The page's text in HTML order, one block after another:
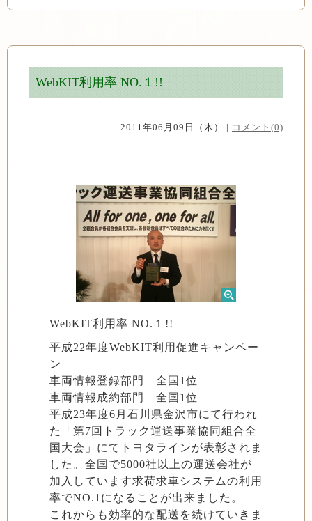
WebKIT利用率 NO.１!!
2011年06月09日（木） | コメント(0)
WebKIT利用率 NO.１!!
平成22年度WebKIT利用促進キャンペー
ン
車両情報登録部門 全国1位
車両情報成約部門 全国1位
平成23年度6月石川県金沢市にて行われ
た「第7回トラック運送事業協同組合全
国大会」にてトヨタラインが表彰されま
した。全国で5000社以上の運送会社が
加入しています求荷求車システムの利用
率でNO.1になることが出来ました。
これからも効率的な配送を続けていきま